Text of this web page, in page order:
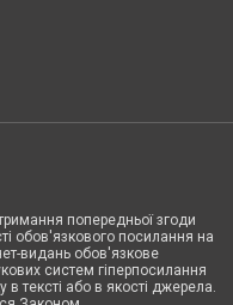
попередньої згоди
обов'язкового посилання на
видань обов'язкове
систем гіперпосилання
в тексті або в якості джерела.